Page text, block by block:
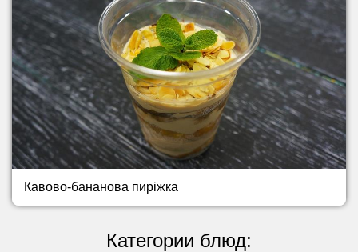
Кавово-бананова пиріжка
Категории блюд: